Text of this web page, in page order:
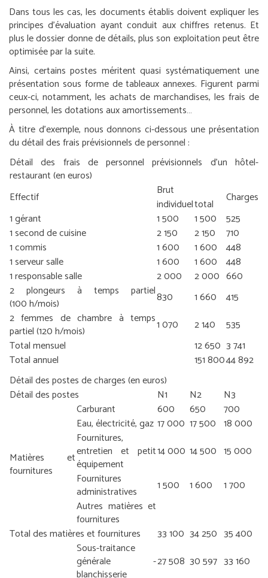
Dans tous les cas, les documents établis doivent expliquer les
principes d’évaluation ayant conduit aux chiffres retenus. Et
plus le dossier donne de détails, plus son exploitation peut être
optimisée par la suite.
Ainsi, certains postes méritent quasi systématiquement une
présentation sous forme de tableaux annexes. Figurent parmi
ceux-ci, notamment, les achats de marchandises, les frais de
personnel, les dotations aux amortissements…
À titre d’exemple, nous donnons ci-dessous une présentation
du détail des frais prévisionnels de personnel :
Détail des frais de personnel prévisionnels d’un hôtel-
restaurant (en euros)
Effectif
Brut Charges
individueltotal
1 gérant
1 500 1 500
525
1 second de cuisine
2 150 2 150
710
1 commis
1 600 1 600 448
1 serveur salle
1 600 1 600 448
1 responsable salle
2 000 2 000 660
2 plongeurs à temps partiel
(100 h/mois)
830 1 660
415
2 femmes de chambre à temps
partiel (120 h/mois)
1 070 2 140
535
Total mensuel
12 650 3 741
Total annuel
151 80044 892
Détail des postes de charges (en euros)
Détail des postes
N1 N2 N3
Matières et
fournitures
Carburant 600 650
700
Eau, électricité, gaz 17 000 17 500 18 000
Fournitures,
entretien et petit
équipement
14 000 14 500 15 000
Fournitures
administratives
1 500 1 600
1 700
Autres matières et
fournitures
Total des matières et fournitures
33 100 34 250 35 400
Sous-traitance
générale -
blanchisserie
27 508 30 597 33 160